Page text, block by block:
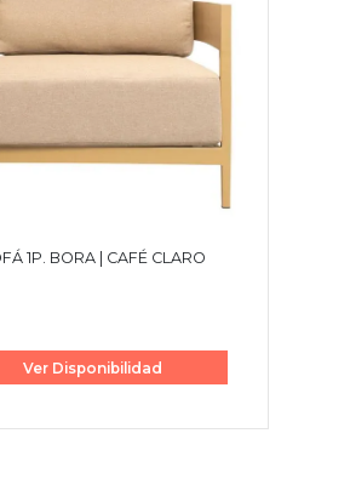
1P. BORA | CAFÉ CLARO
Ver Disponibilidad